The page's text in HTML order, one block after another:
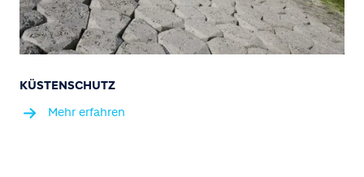
KÜSTENSCHUTZ
Mehr erfahren